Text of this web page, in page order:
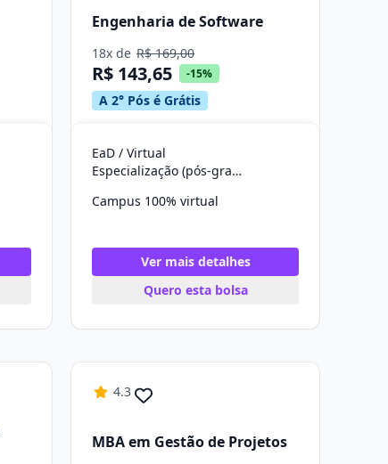
Engenharia de Software
18x de R$ 169,00
R$ 143,65 -15%
A 2° Pós é Grátis
EaD / Virtual
Especialização (pós-graduação)
Campus 100% virtual
Ver mais detalhes
Quero esta bolsa
4.3
MBA em Gestão de Projetos